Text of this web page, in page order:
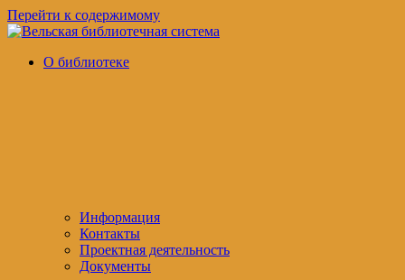
Перейти к содержимому
Вельская
официальный
О библиотеке
Информация
Контакты
Проектная деятельность
Документы